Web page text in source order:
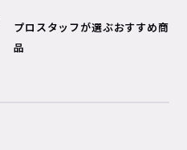
プロスタッフが選ぶおすすめ商
品